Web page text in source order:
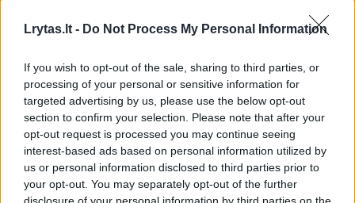
Lrytas.lt - Do Not Process My Personal Information
If you wish to opt-out of the sale, sharing to third parties, or
processing of your personal or sensitive information for
targeted advertising by us, please use the below opt-out
section to confirm your selection. Please note that after your
opt-out request is processed you may continue seeing
interest-based ads based on personal information utilized by
us or personal information disclosed to third parties prior to
your opt-out. You may separately opt-out of the further
Žinios | Lietuvos diena
Visi įrašai
Žiūrimiausi įrašai